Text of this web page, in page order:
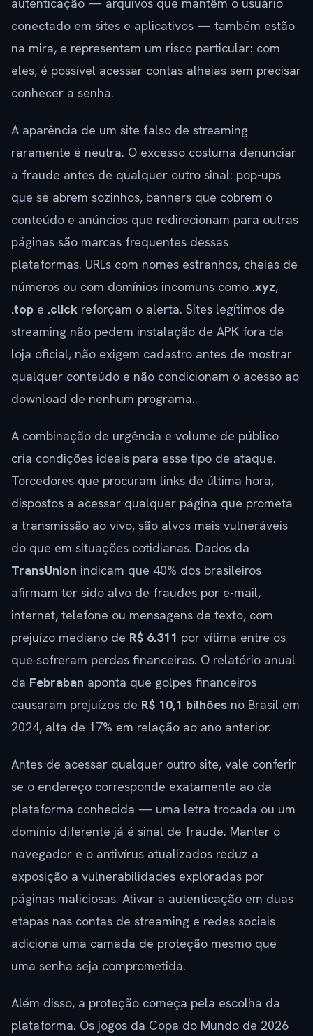
conectado em sites e aplicativos — também estão
na mira, e representam um risco particular: com
eles, é possível acessar contas alheias sem precisar
conhecer a senha.
A aparência de um site falso de streaming
raramente é neutra. O excesso costuma denunciar
a fraude antes de qualquer outro sinal: pop-ups
que se abrem sozinhos, banners que cobrem o
conteúdo e anúncios que redirecionam para outras
páginas são marcas frequentes dessas
plataformas. URLs com nomes estranhos, cheias de
números ou com domínios incomuns como .xyz,
.top e .click reforçam o alerta. Sites legítimos de
streaming não pedem instalação de APK fora da
loja oficial, não exigem cadastro antes de mostrar
qualquer conteúdo e não condicionam o acesso ao
download de nenhum programa.
A combinação de urgência e volume de público
cria condições ideais para esse tipo de ataque.
Torcedores que procuram links de última hora,
dispostos a acessar qualquer página que prometa
a transmissão ao vivo, são alvos mais vulneráveis
do que em situações cotidianas. Dados da
TransUnion indicam que 40% dos brasileiros
afirmam ter sido alvo de fraudes por e-mail,
internet, telefone ou mensagens de texto, com
prejuízo mediano de R$ 6.311 por vítima entre os
que sofreram perdas financeiras. O relatório anual
da Febraban aponta que golpes financeiros
causaram prejuízos de R$ 10,1 bilhões no Brasil em
2024, alta de 17% em relação ao ano anterior.
Antes de acessar qualquer outro site, vale conferir
se o endereço corresponde exatamente ao da
plataforma conhecida — uma letra trocada ou um
domínio diferente já é sinal de fraude. Manter o
navegador e o antivírus atualizados reduz a
exposição a vulnerabilidades exploradas por
páginas maliciosas. Ativar a autenticação em duas
etapas nas contas de streaming e redes sociais
adiciona uma camada de proteção mesmo que
uma senha seja comprometida.
Além disso, a proteção começa pela escolha da
plataforma. Os jogos da Copa do Mundo de 2026